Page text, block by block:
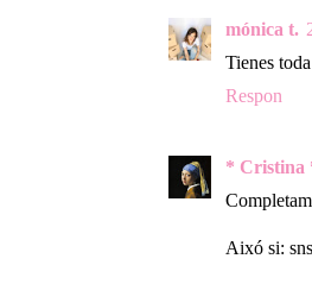
mónica t.
Tienes
Respon
* Cristina
Aixó si: